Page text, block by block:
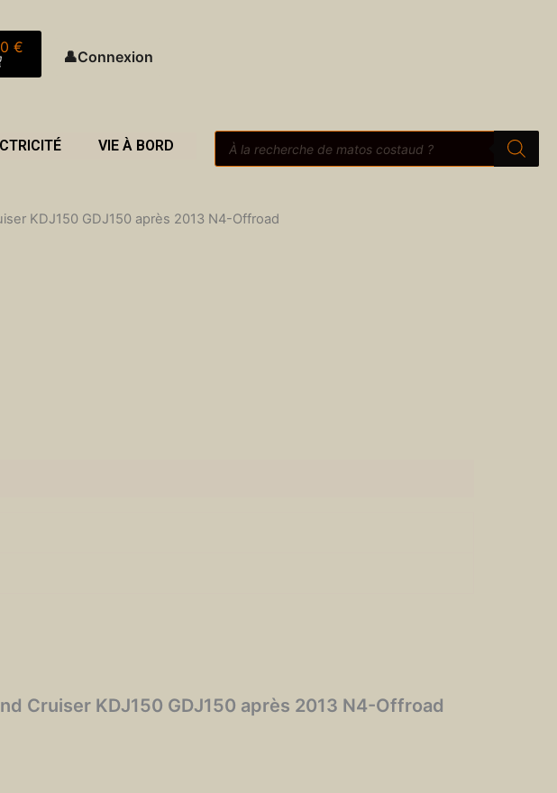
€
👤Connexion
VIE À BORD
Recherche
de
KDJ150 GDJ150 après 2013 N4-Offroad
Cruiser KDJ150 GDJ150 après 2013 N4-Offroad